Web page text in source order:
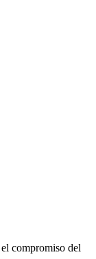
compromiso del